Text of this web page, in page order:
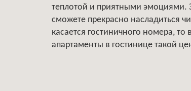
теплотой и приятными эмоциями.
сможете прекрасно насладиться
касается гостиничного номера,
апартаменты в гостинице такой